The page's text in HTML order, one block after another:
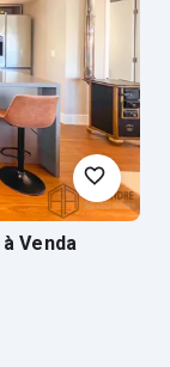
à Venda